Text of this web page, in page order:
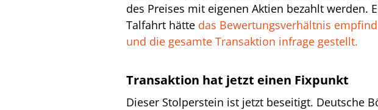
des Preises mit eigenen Aktien bezahlt werden.
Talfahrt hätte das Bewertungsverhältnis
und die gesamte Transaktion infrage gestellt.
Transaktion hat jetzt einen Fixpunkt
Dieser Stolperstein ist jetzt beseitigt. Deutsche